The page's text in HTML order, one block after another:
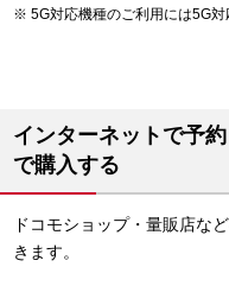
5G対応機種のご利用には5G対
インターネットで予
で購入する
ドコモショップ・量販店な
きます。